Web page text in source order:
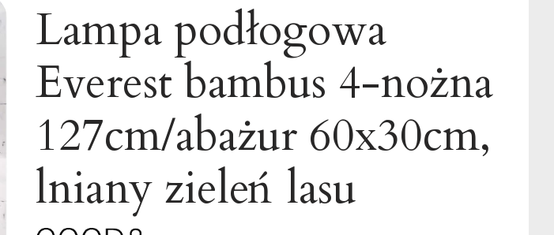
Lampa podłogowa
Everest bambus 4-nożna
127cm/abażur 60x30cm,
lniany zieleń lasu